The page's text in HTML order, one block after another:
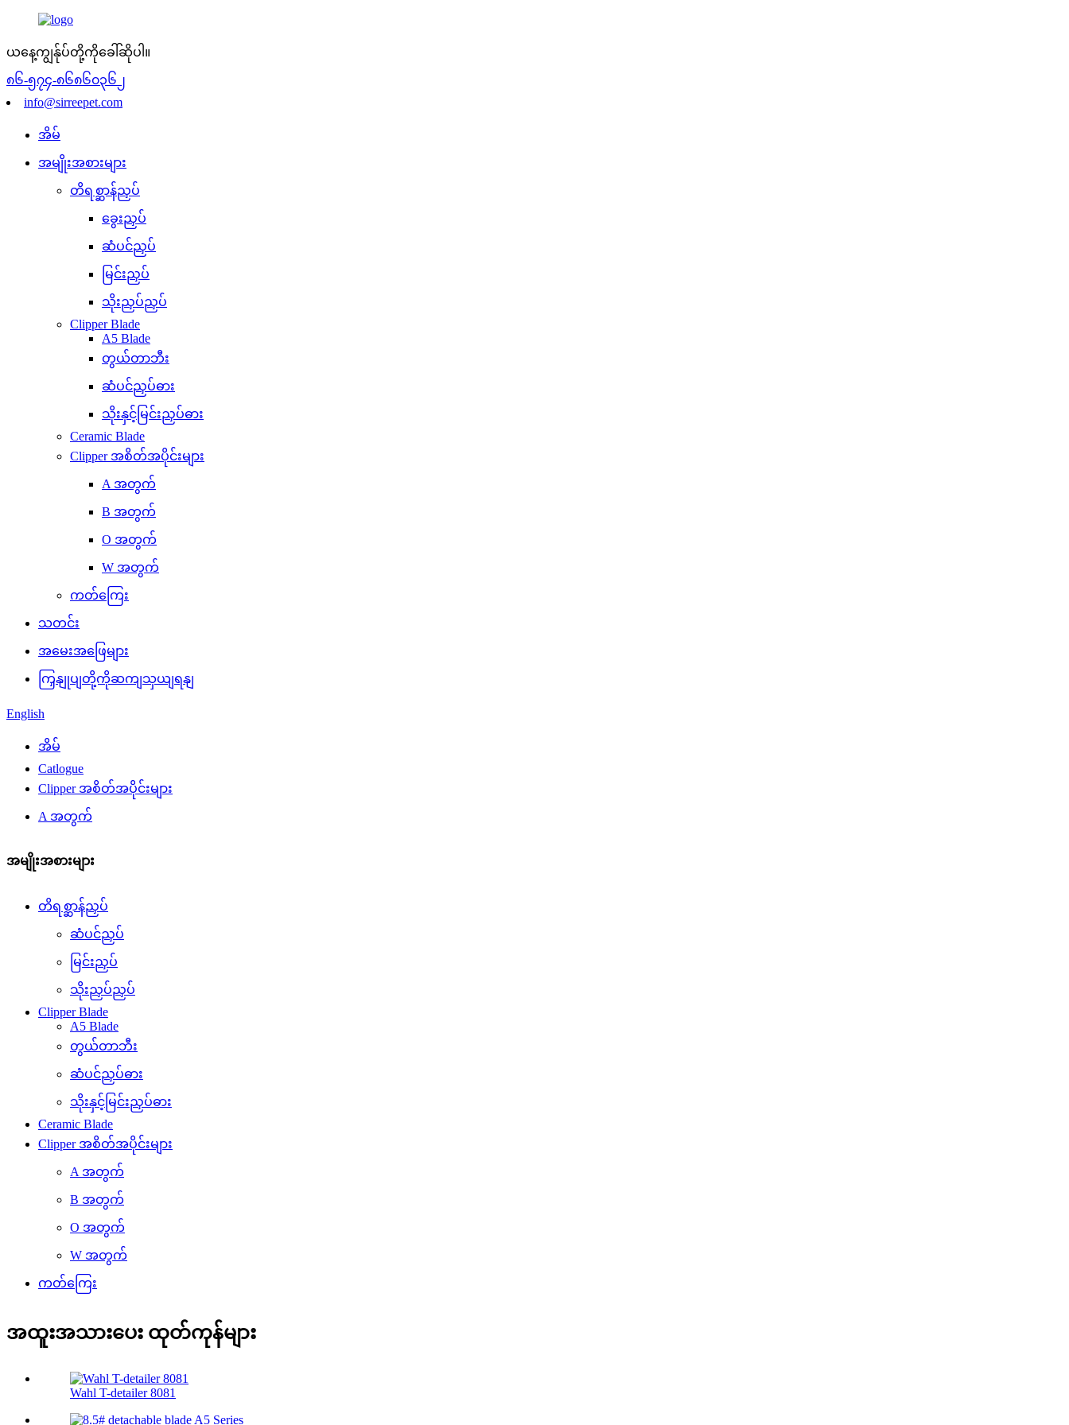
ယနေ့ကျွန်ုပ်တို့ကိုခေါ်ဆိုပါ။
၈၆-၅၇၄-၈၆၈၆၀၃၆၂
info@sirreepet.com
အိမ်
အမျိုးအစားများ
တိရစ္ဆာန်ညှပ်
ခွေးညှပ်
ဆံပင်ညှပ်
မြင်းညှပ်
သိုးညှပ်ညှပ်
Clipper Blade
A5 Blade
တွယ်တာဘီး
ဆံပင်ညှပ်ဓား
သိုးနှင့်မြင်းညှပ်ဓား
Ceramic Blade
Clipper အစိတ်အပိုင်းများ
A အတွက်
B အတွက်
O အတွက်
W အတွက်
ကတ်ကြေး
သတင်း
အမေးအဖြေများ
ကြှနျုပျတို့ကိုဆကျသှယျရနျ
English
အိမ်
Catlogue
Clipper အစိတ်အပိုင်းများ
A အတွက်
အမျိုးအစားများ
တိရစ္ဆာန်ညှပ်
ဆံပင်ညှပ်
မြင်းညှပ်
သိုးညှပ်ညှပ်
Clipper Blade
A5 Blade
တွယ်တာဘီး
ဆံပင်ညှပ်ဓား
သိုးနှင့်မြင်းညှပ်ဓား
Ceramic Blade
Clipper အစိတ်အပိုင်းများ
A အတွက်
B အတွက်
O အတွက်
W အတွက်
ကတ်ကြေး
အထူးအသားပေး ထုတ်ကုန်များ
Wahl T-detailer 8081